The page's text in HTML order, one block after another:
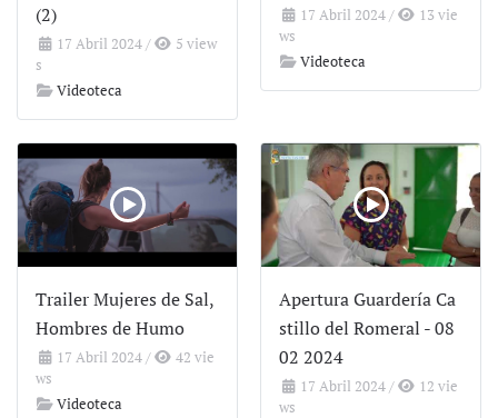
(2)
17 Abril 2024/
5 view
s
Videoteca
17 Abril 2024/
13 vie
ws
Videoteca
Trailer Mujeres de Sal,
Hombres de Humo
17 Abril 2024/
42 vie
ws
Videoteca
Apertura Guardería Ca
stillo del Romeral - 08
02 2024
17 Abril 2024/
12 vie
ws